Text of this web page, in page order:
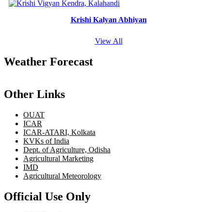
Krishi Kalyan Abhiyan
View All
Weather Forecast
Other Links
OUAT
ICAR
ICAR-ATARI, Kolkata
KVKs of India
Dept. of Agriculture, Odisha
Agricultural Marketing
IMD
Agricultural Meteorology
Official Use Only